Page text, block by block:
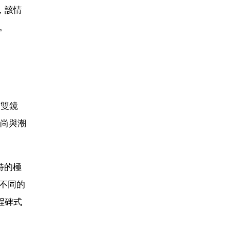
該情
鏡
與潮
的極
同的
碑式